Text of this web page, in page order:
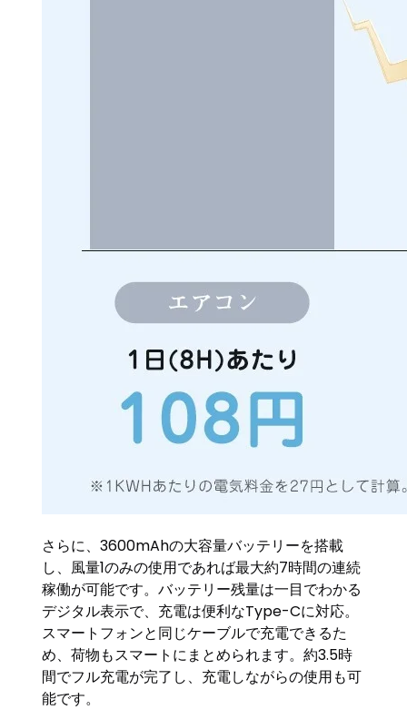
さらに、3600mAhの大容量バッテリーを搭載
し、風量1のみの使用であれば最大約7時間の連続
稼働が可能です。バッテリー残量は一目でわかる
デジタル表示で、充電は便利なType-Cに対応。
スマートフォンと同じケーブルで充電できるた
め、荷物もスマートにまとめられます。約3.5時
間でフル充電が完了し、充電しながらの使用も可
能です。